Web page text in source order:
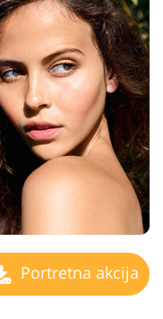
Portretna akcija